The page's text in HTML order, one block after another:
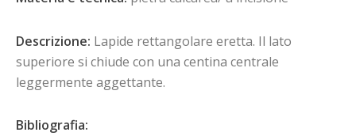
Descrizione: Lapide rettangolare eretta. Il lato
superiore si chiude con una centina centrale
leggermente aggettante.
Bibliografia: